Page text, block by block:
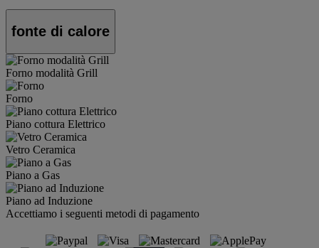
fonte di calore
Forno modalità Grill
Forno
Piano cottura Elettrico
Vetro Ceramica
Piano a Gas
Piano ad Induzione
Accettiamo i seguenti metodi di pagamento